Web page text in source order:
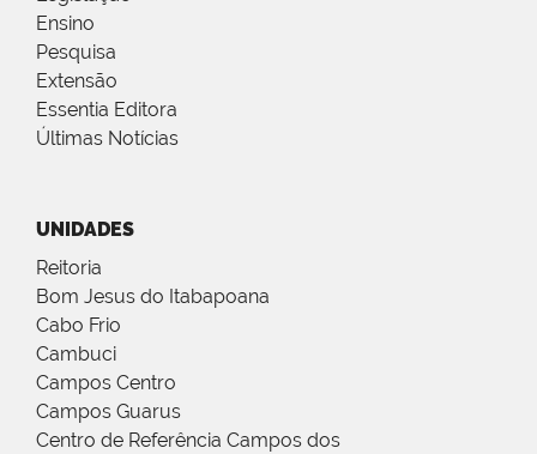
Ensino
Pesquisa
Extensão
Essentia Editora
Últimas Notícias
UNIDADES
Reitoria
Bom Jesus do Itabapoana
Cabo Frio
Cambuci
Campos Centro
Campos Guarus
Centro de Referência Campos dos